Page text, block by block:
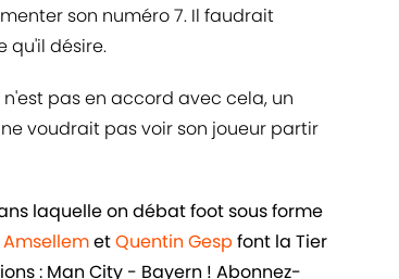
son numéro 7. Il faudrait
qu'il désire.
n'est pas en accord avec cela, un
ne voudrait pas voir son joueur partir
laquelle on débat foot sous forme
AmsellemetQuentin Gesp font la Tier
: Man City - Bayern ! Abonnez-